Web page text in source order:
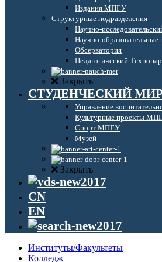
Издания МПГУ
Структурные подразделения
Научно-
Научно-образовательные
Обсерватория
Педагогический
Закрыть
СТУДЕНЧЕСКИЙ
Управление
Культурные проекты
Спорт МПГУ
Музей
Закрыть
CN
EN
Институты/Факультеты
Колледж